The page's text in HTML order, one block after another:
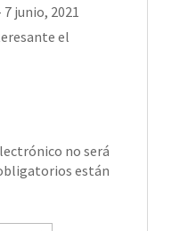
7 junio, 2021
el
no será
están